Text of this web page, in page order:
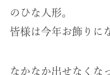
のひな人形。
皆様は今年お飾りに
なかなか出せなくな